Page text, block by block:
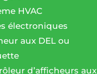
HVAC
électroniques
aux DEL ou
d’afficheurs aux